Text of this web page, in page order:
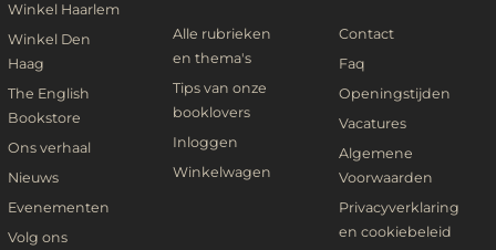
Winkel Haarlem
Winkel Den
Haag
The English
Bookstore
Ons verhaal
Nieuws
Evenementen
Volg ons
Alle rubrieken
en thema's
Tips van onze
booklovers
Inloggen
Winkelwagen
Contact
Faq
Openingstijden
Vacatures
Algemene
Voorwaarden
Privacyverklaring
en cookiebeleid